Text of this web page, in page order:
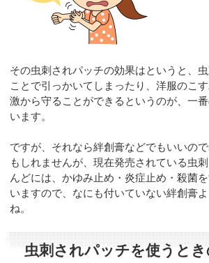
その虫刺されパッチの効果はというと、
ことで引っかいてしまったり、洋服のこ
激から守ることができるというのが、一
います。
ですが、それなら絆創膏などでもいいの
もしれませんが、現在発売されている虫
んどには、かゆみ止め・炎症止め・殺菌
いますので、なにも付いていない絆創膏
ね。
虫刺されパッチを使うと